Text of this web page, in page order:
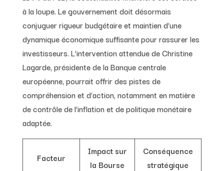
à la loupe. Le gouvernement doit désormais
conjuguer rigueur budgétaire et maintien d’une
dynamique économique suffisante pour rassurer les
investisseurs. L’intervention attendue de Christine
Lagarde, présidente de la Banque centrale
européenne, pourrait offrir des pistes de
compréhension et d’action, notamment en matière
de contrôle de l’inflation et de politique monétaire
adaptée.
Facteur
Impact sur
la Bourse
Conséquence
stratégique